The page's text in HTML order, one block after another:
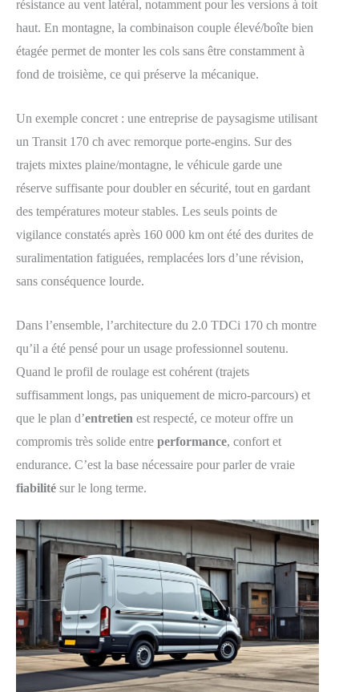
résistance au vent latéral, notamment pour les versions à toit
haut. En montagne, la combinaison couple élevé/boîte bien
étagée permet de monter les cols sans être constamment à
fond de troisième, ce qui préserve la mécanique.
Un exemple concret : une entreprise de paysagisme utilisant
un Transit 170 ch avec remorque porte-engins. Sur des
trajets mixtes plaine/montagne, le véhicule garde une
réserve suffisante pour doubler en sécurité, tout en gardant
des températures moteur stables. Les seuls points de
vigilance constatés après 160 000 km ont été des durites de
suralimentation fatiguées, remplacées lors d’une révision,
sans conséquence lourde.
Dans l’ensemble, l’architecture du 2.0 TDCi 170 ch montre
qu’il a été pensé pour un usage professionnel soutenu.
Quand le profil de roulage est cohérent (trajets
suffisamment longs, pas uniquement de micro-parcours) et
que le plan d’entretien est respecté, ce moteur offre un
compromis très solide entre performance, confort et
endurance. C’est la base nécessaire pour parler de vraie
fiabilité sur le long terme.